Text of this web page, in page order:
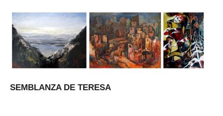
SEMBLANZA DE TERESA